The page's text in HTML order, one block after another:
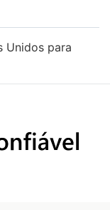
Unidos para